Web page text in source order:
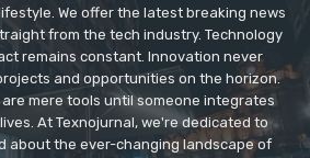
We offer the latest breaking news
from the tech industry. Technology
remains constant. Innovation never
and opportunities on the horizon.
mere tools until someone integrates
At Texnojurnal, we're dedicated to
about the ever-changing landscape of